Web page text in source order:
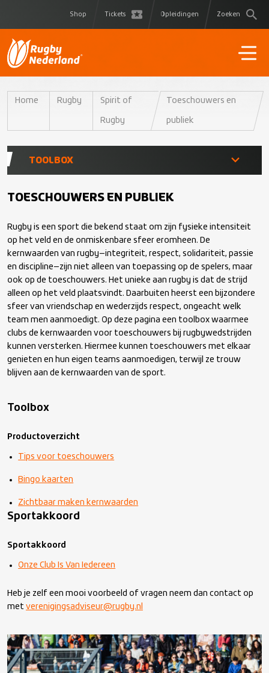
Shop Tickets Opleidingen Zoeken
Home Rugby Spirit of
Rugby
Toeschouwers en
publiek
TOOLBOX
Besturen van clubs
Begeleiding van teams
Ouders en Verzorgers
Toeschouwers en publiek
Gedragscode
Bondsreglementen
Beleidsdocumenten
TOESCHOUWERS EN PUBLIEK
Rugby is een sport die bekend staat om zijn fysieke intensiteit
op het veld en de onmiskenbare sfeer eromheen. De
kernwaarden van rugby—integriteit, respect, solidariteit, passie
en discipline—zijn niet alleen van toepassing op de spelers, maar
ook op de toeschouwers. Het unieke aan rugby is dat de strijd
alleen op het veld plaatsvindt. Daarbuiten heerst een bijzondere
sfeer van vriendschap en wederzijds respect, ongeacht welk
team men aanmoedigt. Op deze pagina een toolbox waarmee
clubs de kernwaarden voor toeschouwers bij rugbywedstrijden
kunnen versterken. Hiermee kunnen toeschouwers met elkaar
genieten en hun eigen teams aanmoedigen, terwijl ze trouw
blijven aan de kernwaarden van de sport.
Toolbox
Productoverzicht
Tips voor toeschouwers
Bingo kaarten
Zichtbaar maken kernwaarden
Sportakkoord
Sportakkoord
Onze Club Is Van Iedereen
Heb je zelf een mooi voorbeeld of vragen neem dan contact op
met verenigingsadviseur@rugby.nl